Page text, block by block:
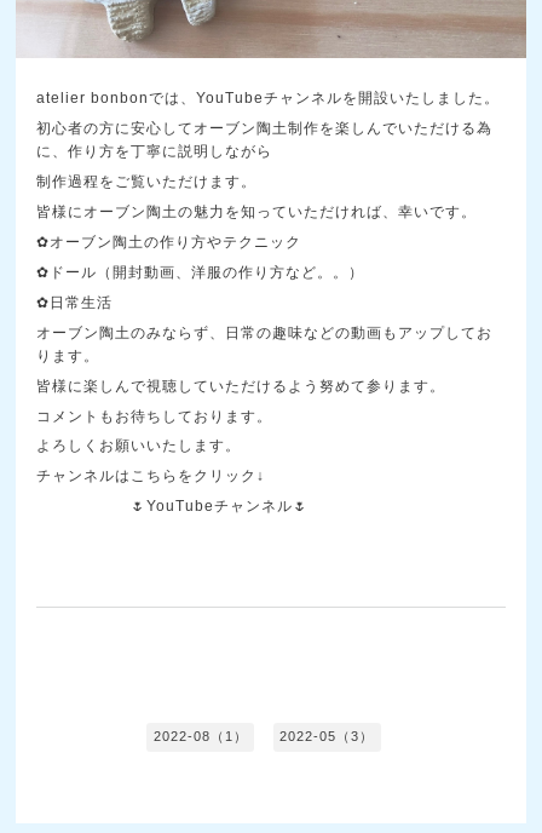
atelier bonbonでは、YouTubeチャンネルを開設いたしました。
初心者の方に安心してオーブン陶土制作を楽しんでいただける為
に、作り方を丁寧に説明しながら
制作過程をご覧いただけます。
皆様にオーブン陶土の魅力を知っていただければ、幸いです。
✿オーブン陶土の作り方やテクニック
✿ドール（開封動画、洋服の作り方など。。）
✿日常生活
オーブン陶土のみならず、日常の趣味などの動画もアップしてお
ります。
皆様に楽しんで視聴していただけるよう努めて参ります。
コメントもお待ちしております。
よろしくお願いいたします。
チャンネルはこちらをクリック↓
🌷YouTubeチャンネル🌷
2022-08（1） 2022-05（3）